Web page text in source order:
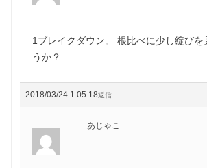
1ブレイクダウン。 根比べに少し綻びを
うか？
2018/03/24 1:05:18返信
あじゃこ